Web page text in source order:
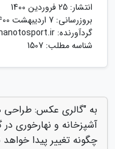
انتشار: 25 فروردین 1400
بروزرسانی: 7 اردیبهشت 1400
گردآورنده:
شناسه مطلب: 1507
به "گالری عکس: طراحی
آشپزخانه و نهارخوری
چگونه تغییر پیدا خواهد